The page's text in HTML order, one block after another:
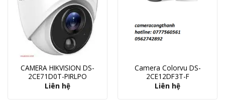
CAMERA HIKVISION DS-
2CE71D0T-PIRLPO
Liên hệ
Camera Colorvu DS-
2CE12DF3T-F
Liên hệ